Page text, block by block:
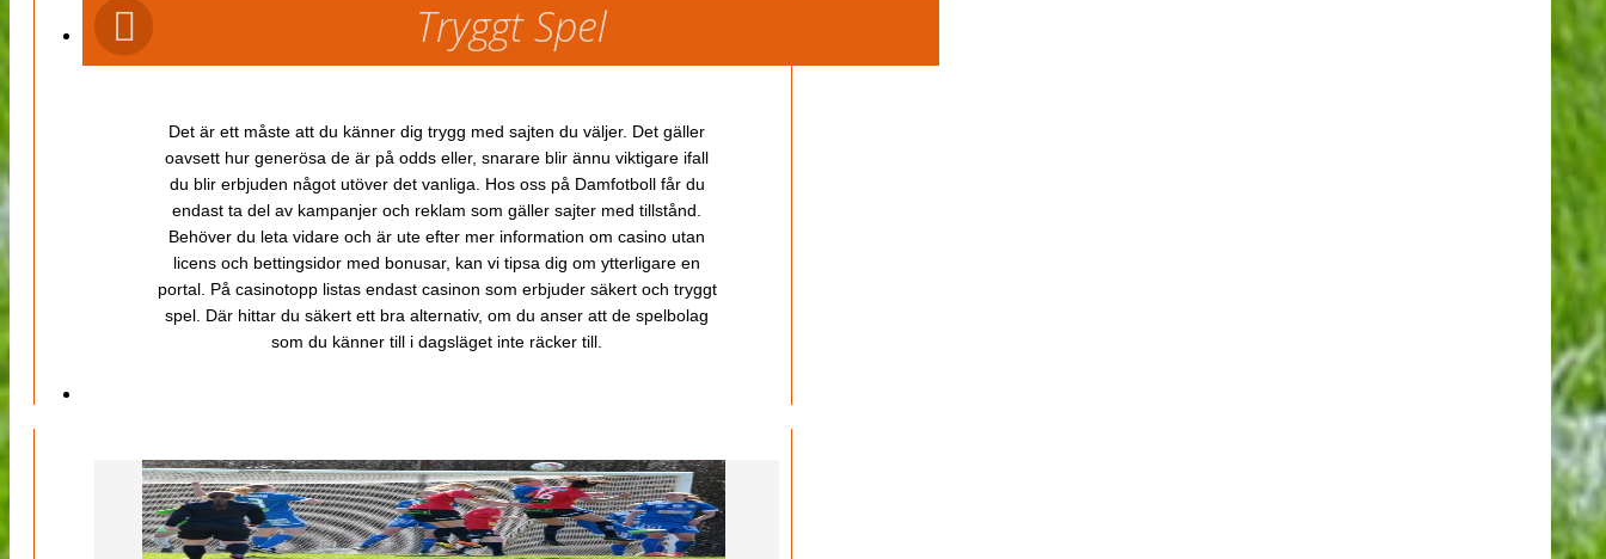
Tryggt Spel
Det är ett måste att du känner dig trygg med sajten du väljer. Det gäller
oavsett hur generösa de är på odds eller, snarare blir ännu viktigare ifall
du blir erbjuden något utöver det vanliga. Hos oss på Damfotboll får du
endast ta del av kampanjer och reklam som gäller sajter med tillstånd.
Behöver du leta vidare och är ute efter mer information om casino utan
licens och bettingsidor med bonusar, kan vi tipsa dig om ytterligare en
portal. På casinotopp listas endast casinon som erbjuder säkert och tryggt
spel. Där hittar du säkert ett bra alternativ, om du anser att de spelbolag
som du känner till i dagsläget inte räcker till.